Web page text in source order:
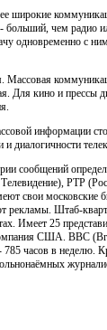
широкие
больший, чем
одновременно с
Для кино и
и диалогичности
сообщений
РТР
свои
рекламы. Штаб-
Имеет 25
США. ВВС
часов в неделю.